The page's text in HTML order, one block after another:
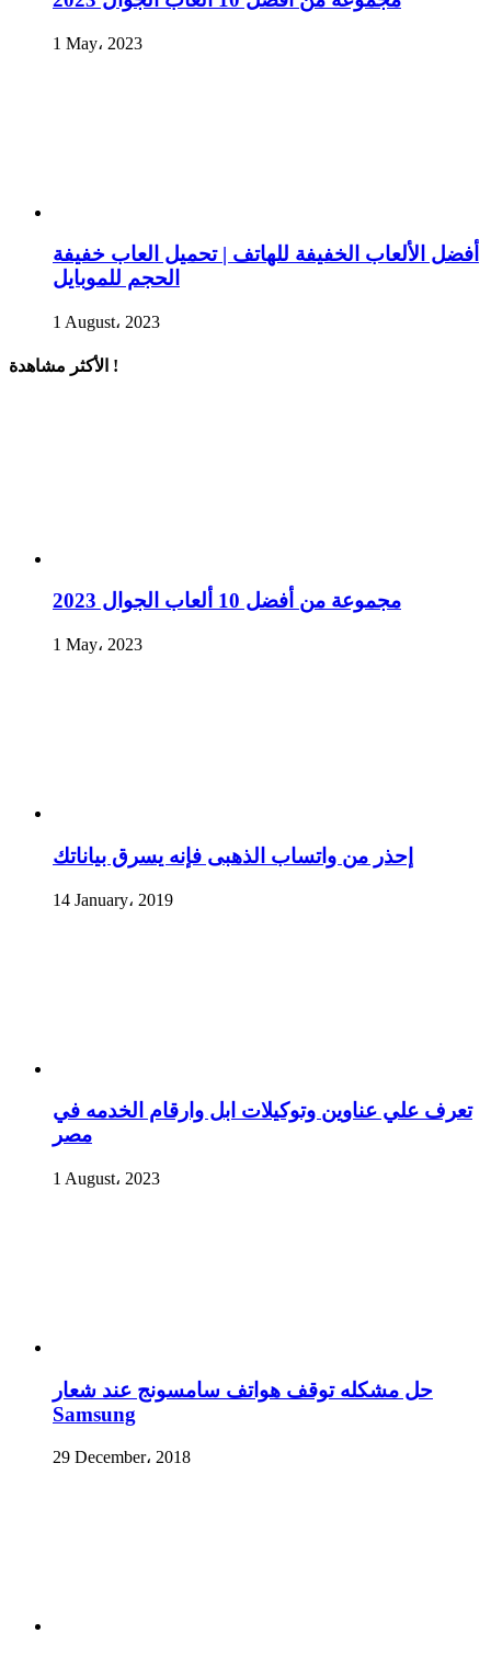
1 May، 2023
أفضل الألعاب الخفيفة للهاتف | تحميل العاب خفيفة
الحجم للموبايل
1 August، 2023
الأكثر مشاهدة !
مجموعة من أفضل 10 ألعاب الجوال 2023
1 May، 2023
إحذر من واتساب الذهبى فإنه يسرق بياناتك
14 January، 2019
تعرف علي عناوين وتوكيلات ابل وارقام الخدمه في
مصر
1 August، 2023
حل مشكله توقف هواتف سامسونج عند شعار
Samsung
29 December، 2018